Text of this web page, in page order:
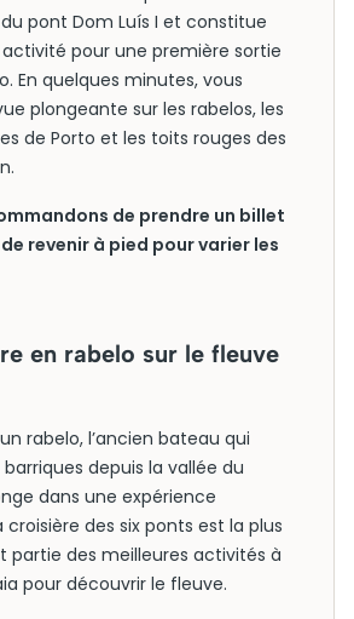
pont Dom Luís I et constitue
pour une première sortie
En quelques minutes, vous
plongeante sur les rabelos, les
de Porto et les toits rouges des
de prendre un billet
revenir à pied pour varier les
en rabelo sur le fleuve
rabelo, l’ancien bateau qui
depuis la vallée du
dans une expérience
des six ponts est la plus
partie des meilleures activités à
pour découvrir le fleuve.